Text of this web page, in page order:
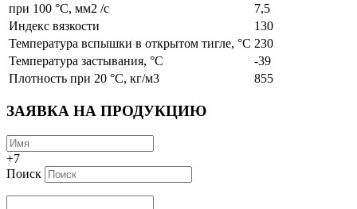
при 100 °С, мм2 /с
7,5
Индекс вязкости
130
Температура вспышки в открытом тигле, °С 230
Температура застывания, °С
-39
Плотность при 20 °С, кг/м3
855
ЗАЯВКА НА ПРОДУКЦИЮ
+7
Поиск